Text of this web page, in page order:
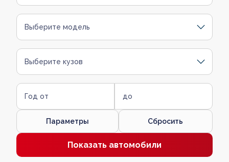
Выберите модель
Выберите кузов
Год от до
Параметры Сбросить
Показать автомобили